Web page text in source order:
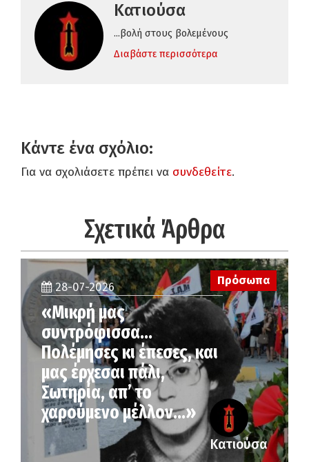
Κατιούσα
...βολή στους βολεμένους
Διαβάστε περισσότερα
Κάντε ένα σχόλιο:
Για να σχολιάσετε πρέπει να συνδεθείτε.
Σχετικά Άρθρα
Πρόσωπα
28-07-2026
«Μικρή μας
συντρόφισσα…
Πολέμησες κι έπεσες, και
μας έρχεσαι πάλι,
Σωτηρία, απ’ το
χαρούμενο μέλλον…»
Κατιούσα